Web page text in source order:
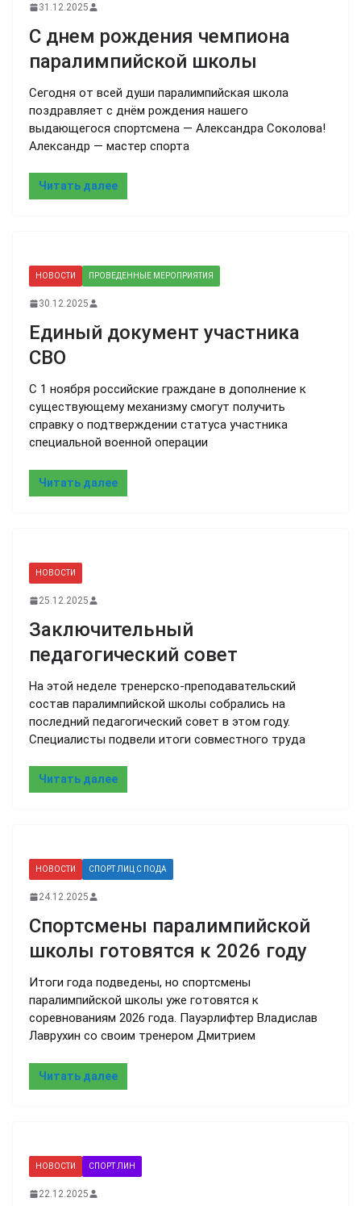
31.12.2025
С днем рождения чемпиона
паралимпийской школы
Сегодня от всей души паралимпийская школа
поздравляет с днём рождения нашего
выдающегося спортсмена — Александра Соколова!
Александр — мастер спорта
Читать далее
НОВОСТИ ПРОВЕДЕННЫЕ МЕРОПРИЯТИЯ
30.12.2025
Единый документ участника
СВО
С 1 ноября российские граждане в дополнение к
существующему механизму смогут получить
справку о подтверждении статуса участника
специальной военной операции
Читать далее
НОВОСТИ
25.12.2025
Заключительный
педагогический совет
На этой неделе тренерско-преподавательский
состав паралимпийской школы собрались на
последний педагогический совет в этом году.
Специалисты подвели итоги совместного труда
Читать далее
НОВОСТИ СПОРТ ЛИЦ С ПОДА
24.12.2025
Спортсмены паралимпийской
школы готовятся к 2026 году
Итоги года подведены, но спортсмены
паралимпийской школы уже готовятся к
соревнованиям 2026 года. Пауэрлифтер Владислав
Лаврухин со своим тренером Дмитрием
Читать далее
НОВОСТИ СПОРТ ЛИН
22.12.2025